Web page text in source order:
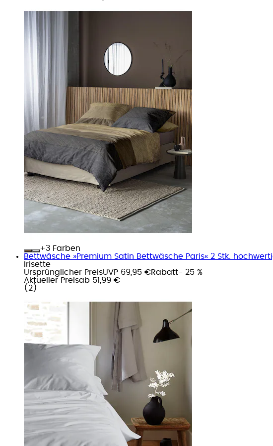
+
Farben
Bettwäsche »Premium Satin Bettwäsche Paris« 2 Stk.
Irisette
Ursprünglicher PreisUVP 69,95 €Rabatt- 25 %
Aktueller Preisab 51,99 €
( 2 )